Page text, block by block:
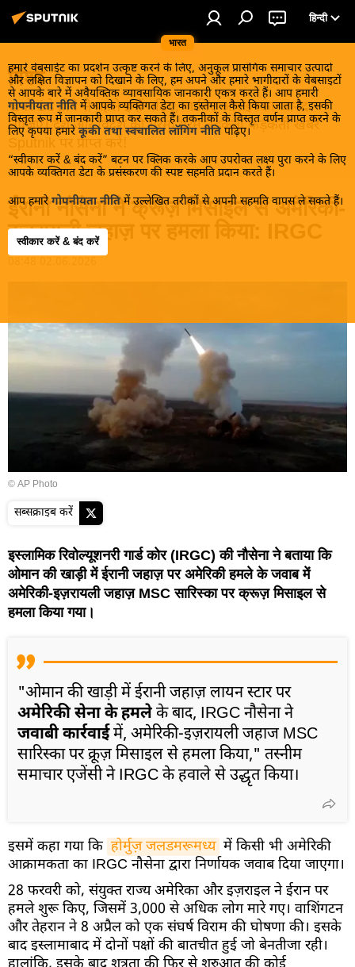
भारत
हिन्दी
हमारे वेबसाईट का प्रदर्शन उत्कृष्ट करने के लिए, अनुकूल प्रासंगिक समाचार उत्पादों
और लक्षित विज्ञापन को दिखाने के लिए, हम अपने और हमारे भागीदारों के वेबसाइटों
से आपके बारे में अवैयक्तिक व्यावसायिक जानकारी एकत्र करते हैं। आप हमारी
गोपनीयता नीति में आपके व्यक्तिगत डेटा का इस्तेमाल कैसे किया जाता है, इसकी
विस्तृत रूप में जानकारी प्राप्त कर सकते हैं। तकनीकों के विस्तृत वर्णन प्राप्त करने के
लिए कृपया हमारे कूकी तथा स्वचालित लॉगिंग नीति पढ़िए।
“स्वीकार करें & बंद करें” बटन पर क्लिक करके आप उपरोक्त लक्ष्य पुरा करने के लिए
आपके व्यक्तिगत डेटा के प्रसंस्करण की स्पष्ट सहमति प्रदान करते हैं।
आप हमारे गोपनीयता नीति में उल्लेखित तरीकों से अपनी सहमति वापस ले सकते हैं।
स्वीकार करें & बंद करें
विश्व
खबरें ठंडे होने से पहले इन्हें पढ़िए, जानिए और इनका आनंद
लीजिए। देश और विदेश की गरमा गरम तड़कती फड़कती खबरें
Sputnik पर प्राप्त करें!
ईरानी नौसेना ने क्रूज़ मिसाइल से अमेरिकी-
इज़रायली जहाज़ पर हमला किया: IRGC
© AP Photo
सब्सक्राइब करें
इस्लामिक रिवोल्यूशनरी गार्ड कोर (IRGC) की नौसेना ने बताया कि
ओमान की खाड़ी में ईरानी जहाज़ पर अमेरिकी हमले के जवाब में
अमेरिकी-इज़रायली जहाज़ MSC सारिस्का पर क्रूज़ मिसाइल से
हमला किया गया।
"ओमान की खाड़ी में ईरानी जहाज़ लायन स्टार पर
अमेरिकी सेना के हमलेके बाद, IRGC नौसेना ने
जवाबी कार्रवाईमें, अमेरिकी-इज़रायली जहाज MSC
सारिस्का पर क्रूज़ मिसाइल से हमला किया," तस्नीम
समाचार एजेंसी ने IRGC के हवाले से उद्धृत किया।
इसमें कहा गया कि होर्मुज़ जलडमरूमध्य में किसी भी अमेरिकी
आक्रामकता का IRGC नौसेना द्वारा निर्णायक जवाब दिया जाएगा।
28 फरवरी को, संयुक्त राज्य अमेरिका और इज़राइल ने ईरान पर
हमले शुरू किए, जिसमें 3,000 से अधिक लोग मारे गए। वाशिंगटन
और तेहरान ने 8 अप्रैल को एक संघर्ष विराम की घोषणा की। इसके
बाद इस्लामाबाद में दोनों पक्षों की बातचीत हुई जो बेनतीजा रही।